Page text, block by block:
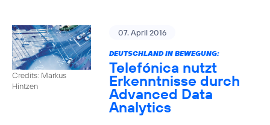
Credits: Markus
Hintzen
07. April 2016
DEUTSCHLAND IN BEWEGUNG:
Telefónica nutzt
Erkenntnisse durch
Advanced Data
Analytics